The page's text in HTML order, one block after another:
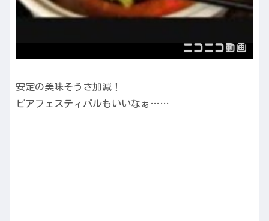
安定の美味そうさ加減！
ビアフェスティバルもいいなぁ……